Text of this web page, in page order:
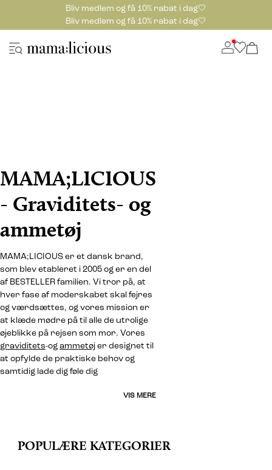
Bliv medlem og få 10% rabat i dag🤍
Bliv medlem og få 10% rabat i dag🤍
MAMA;LICIOUS
- Graviditets- og
ammetøj
MAMA;LICIOUS er et dansk brand,
som blev etableret i 2005 og er en del
af BESTELLER familien. Vi tror på, at
hver fase af moderskabet skal fejres
og værdsættes, og vores mission er
at klæde mødre på til alle de utrolige
øjeblikke på rejsen som mor. Vores
graviditets-og ammetøj er designet til
at opfylde de praktiske behov og
samtidig lade dig føle dig
VIS MERE
POPULÆRE KATEGORIER